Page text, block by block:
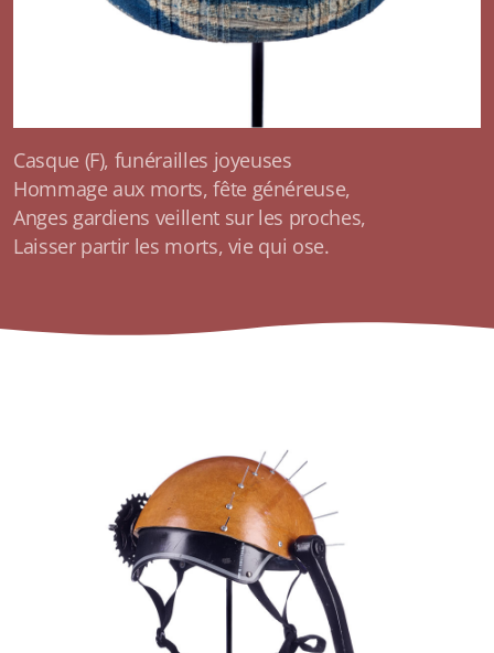
Casque (F), funérailles joyeuses
Hommage aux morts, fête généreuse,
Anges gardiens veillent sur les proches,
Laisser partir les morts, vie qui ose.